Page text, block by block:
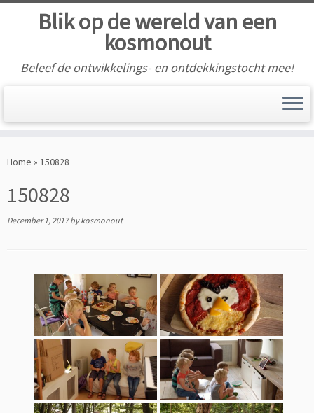
to
Blik op de wereld van een
kosmonout
Beleef de ontwikkelings- en ontdekkingstocht mee!
Home » 150828
150828
December 1, 2017 bykosmonout